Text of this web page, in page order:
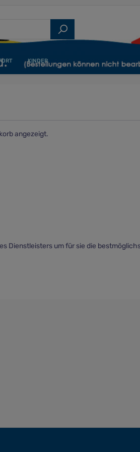
KINDER
angezeigt.
Dienstleisters um für sie die